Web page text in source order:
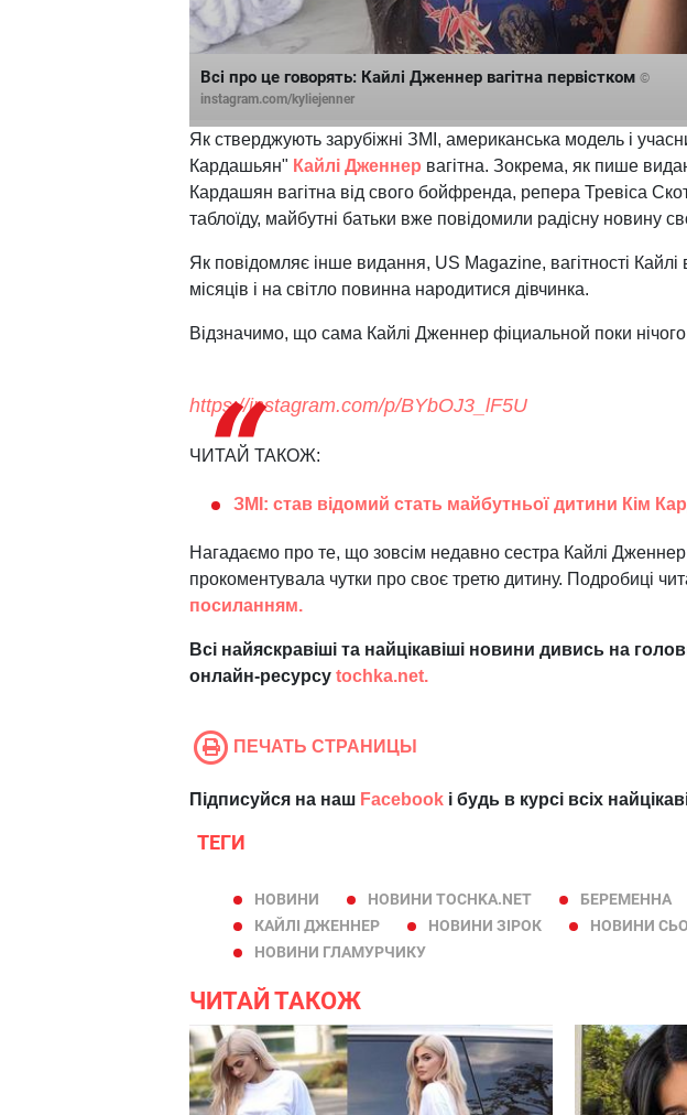
Всі про це говорять: Кайлі Дженнер вагітна первістком ©
instagram.com/kyliejenner
Як стверджують зарубіжні ЗМІ, американська модель і
Кардашьян" Кайлі Дженнер вагітна. Зокрема, як пише
Кардашян вагітна від свого бойфренда, репера Тревіса
таблоїду, майбутні батьки вже повідомили радісну новину
Як повідомляє інше видання, US Magazine, вагітності
місяців і на світло повинна народитися дівчинка.
Відзначимо, що сама Кайлі Дженнер фіциальной поки
https://instagram.com/p/BYbOJ3_lF5U
ЧИТАЙ ТАКОЖ:
ЗМІ: став відомий стать майбутньої дитини Кім
Нагадаємо про те, що зовсім недавно сестра Кайлі
прокоментувала чутки про своє третю дитину. Подробиці
посиланням.
Всі найяскравіші та найцікавіші новини дивись на
онлайн-ресурсу tochka.net.
ПЕЧАТЬ СТРАНИЦЫ
Підписуйся на наш Facebook і будь в курсі всіх
ТЕГИ
НОВИНИ НОВИНИ TOCHKA.NET БЕРЕМЕННА
КАЙЛІ ДЖЕННЕР
НОВИНИ ЗІРОК
НОВИНИ
НОВИНИ ГЛАМУРЧИКУ
ЧИТАЙ ТАКОЖ